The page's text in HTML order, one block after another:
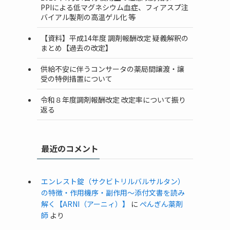
PPIによる低マグネシウム血症、フィアスプ注
バイアル製剤の高温ゲル化 等
【資料】平成14年度 調剤報酬改定 疑義解釈の
まとめ【過去の改定】
供給不安に伴うコンサータの薬局間譲渡・譲
受の特例措置について
令和８年度調剤報酬改定 改定率について振り
返る
最近のコメント
エンレスト錠（サクビトリルバルサルタン）
の特徴・作用機序・副作用〜添付文書を読み
解く【ARNI（アーニィ）】
に ぺんぎん薬剤
師 より